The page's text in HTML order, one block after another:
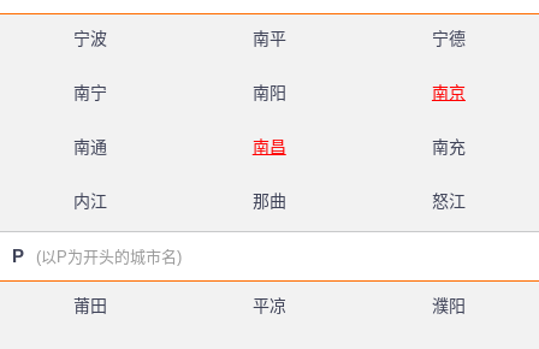
宁波 南平 宁德
南宁 南阳 南京
南通 南昌 南充
内江 那曲 怒江
P (以P为开头的城市名)
莆田 平凉 濮阳